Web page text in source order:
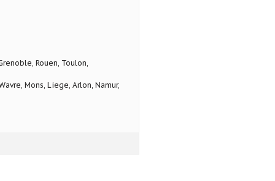
Rouen, Toulon,
Mons, Liege, Arlon, Namur,